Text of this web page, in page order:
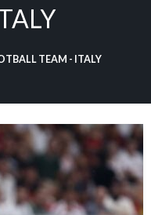
TEAM - ITALY